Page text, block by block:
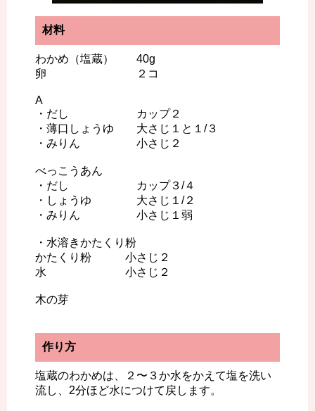
材料
わかめ（塩蔵） 40g
卵 ２コ
A
・だし カップ２
・薄口しょうゆ 大さじ１と１/３
・みりん 小さじ２
べっこうあん
・だし カップ３/４
・しょうゆ 大さじ１/２
・みりん 小さじ１弱
・水溶きかたくり粉
かたくり粉 小さじ２
水 小さじ２
木の芽
作り方
塩蔵のわかめは、２〜３か水をかえて塩を洗い
流し、2分ほど水につけて戻します。